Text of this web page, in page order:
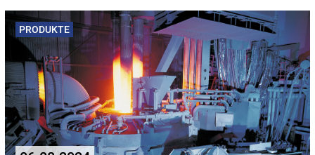
PRODUKTE